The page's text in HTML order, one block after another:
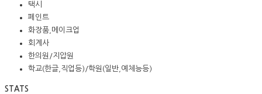
택시
페인트
화장품,메이크업
회계사
한의원/지압원
학교(한글,직업등)/학원(일반,예체능등)
STATS